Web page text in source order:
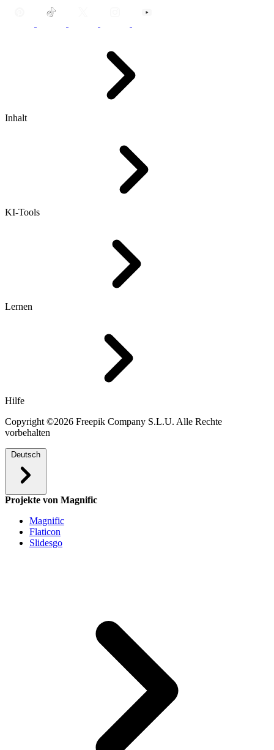
Inhalt
KI-Tools
Lernen
Hilfe
Copyright ©2026 Freepik Company S.L.U. Alle Rechte
vorbehalten
Deutsch
Projekte von Magnific
Magnific
Flaticon
Slidesgo